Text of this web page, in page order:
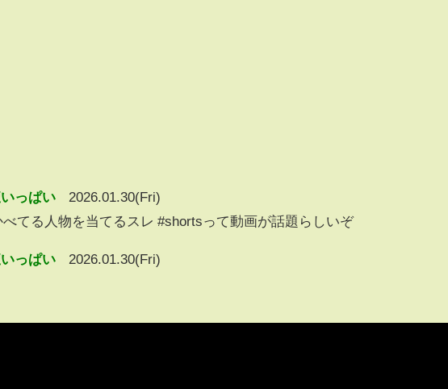
っぱい
2026.01.30(Fri)
てる人物を当てるスレ #shortsって動画が話題らしいぞ
っぱい 2026.01.30(Fri)